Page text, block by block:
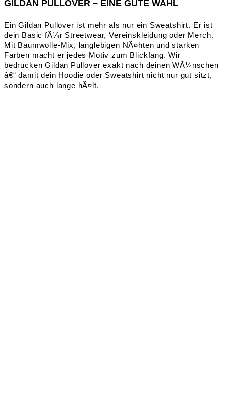
GILDAN PULLOVER – EINE GUTE WAHL
Ein Gildan Pullover ist mehr als nur ein Sweatshirt. Er ist
dein Basic fÃ¼r Streetwear, Vereinskleidung oder Merch.
Mit Baumwolle-Mix, langlebigen NÃ¤hten und starken
Farben macht er jedes Motiv zum Blickfang. Wir
bedrucken Gildan Pullover exakt nach deinen WÃ¼nschen
â€“ damit dein Hoodie oder Sweatshirt nicht nur gut sitzt,
sondern auch lange hÃ¤lt.